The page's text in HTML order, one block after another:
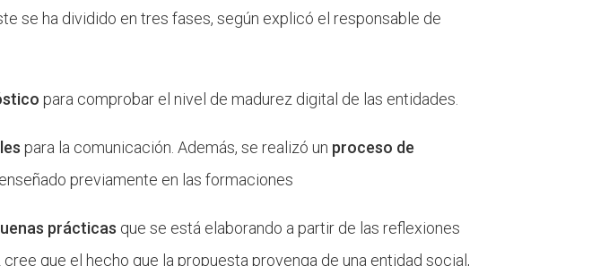
se ha dividido en tres fases, según explicó el responsable de
para comprobar el nivel de madurez digital de las entidades.
para la comunicación. Además, se realizó un proceso de
previamente en las formaciones
prácticas que se está elaborando a partir de las reflexiones
que el hecho que la propuesta provenga de una entidad social,